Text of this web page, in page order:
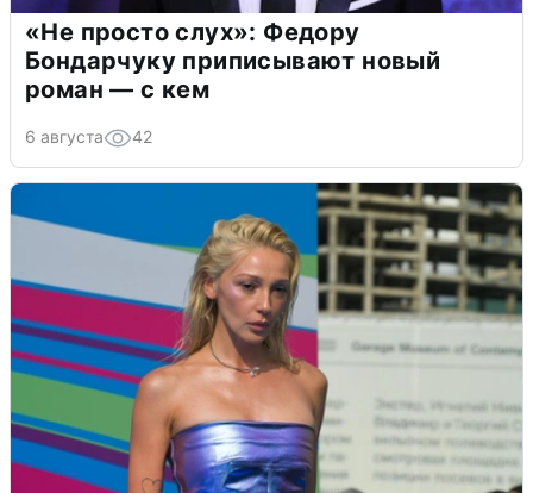
«Не просто слух»: Федору
Бондарчуку приписывают новый
роман — с кем
6 августа 42